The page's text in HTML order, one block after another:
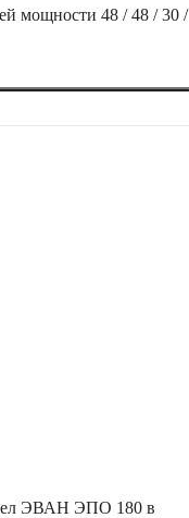
мощности 48 / 48 / 30 /
ЭВАН ЭПО 180 в